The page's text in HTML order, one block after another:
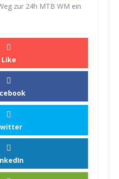
zur 24h MTB WM ein
Like